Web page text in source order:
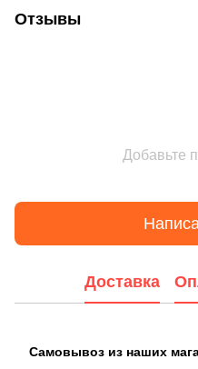
Отзывы
Добавьте
Доставка
Самовывоз из наших